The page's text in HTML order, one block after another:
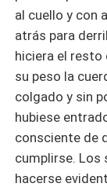
al cuello y con
atrás para
hiciera el resto
su peso la
colgado y sin
hubiese
consciente de
cumplirse. Los
hacerse